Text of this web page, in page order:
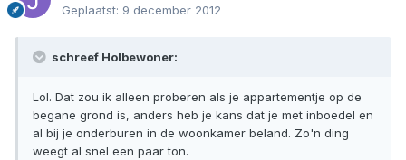
Geplaatst: 9 december 2012
schreef Holbewoner:
Lol. Dat zou ik alleen proberen als je appartementje op de
begane grond is, anders heb je kans dat je met inboedel en
al bij je onderburen in de woonkamer beland. Zo'n ding
weegt al snel een paar ton.